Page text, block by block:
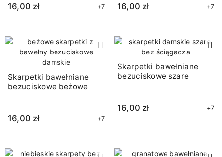
16,00 zł +7 16,00 zł +7
Skarpetki bawełniane
bezuciskowe beżowe
16,00 zł +7
Skarpetki bawełniane
bezuciskowe szare
16,00 zł +7